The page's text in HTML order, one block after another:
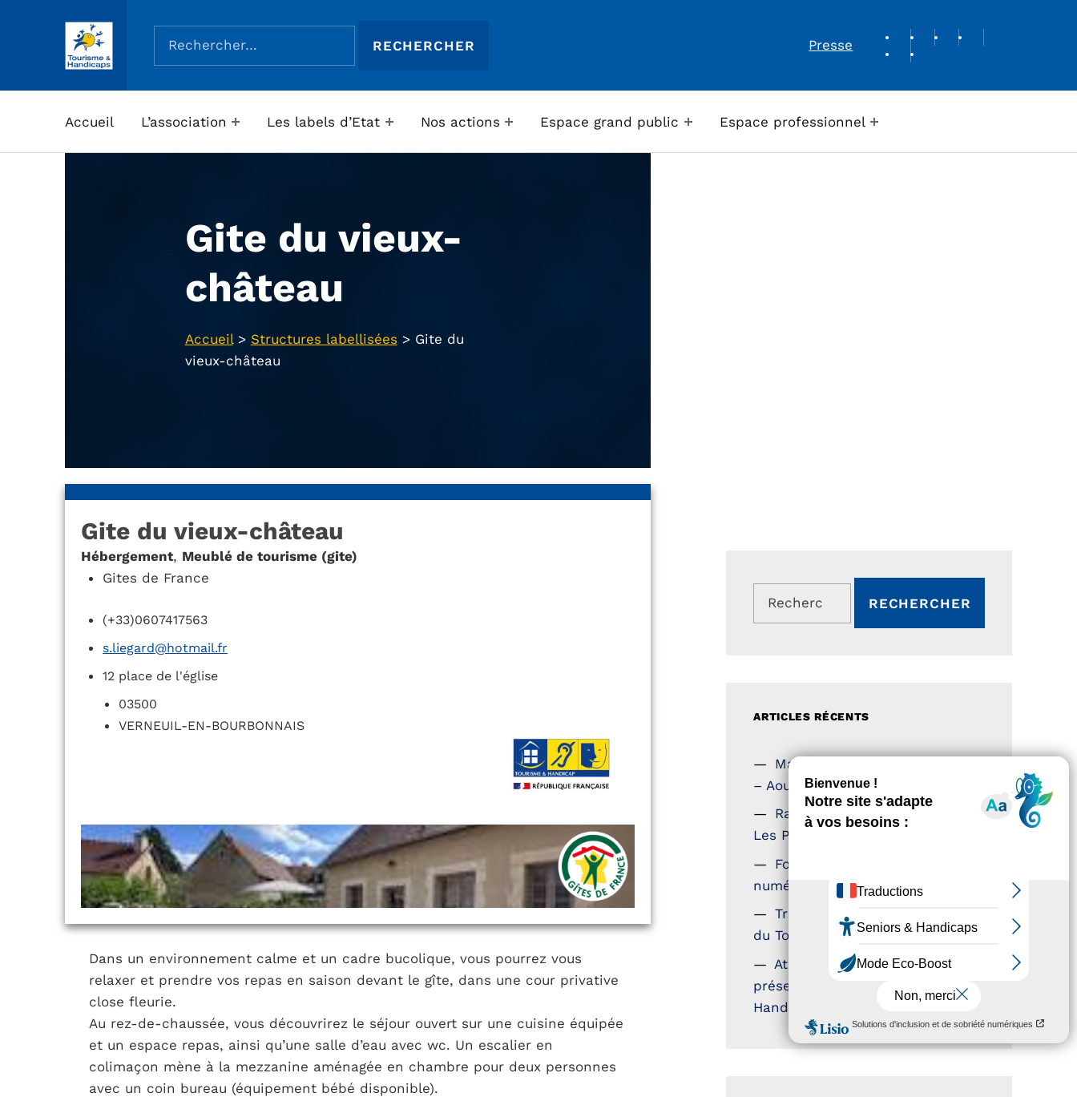
ASSOCIATION TOURISME ET HANDICAPS
Rechercher :
Presse
REVUE DE PRESSE
Accueil L’association Les labels d’Etat Nos actions Espace grand public Espace professionnel
Gite du vieux-
château
Accueil> Structures labellisées > Gite du
vieux-château
Gite du vieux-château
Hébergement, Meublé de tourisme (gite)
Gites de France
(+33)0607417563
s.liegard@hotmail.fr
12 place de l'église
03500
VERNEUIL-EN-BOURBONNAIS
Dans un environnement calme et un cadre bucolique, vous pourrez vous
relaxer et prendre vos repas en saison devant le gîte, dans une cour privative
close fleurie.
Au rez-de-chaussée, vous découvrirez le séjour ouvert sur une cuisine équipée
et un espace repas, ainsi qu’une salle d’eau avec wc. Un escalier en
colimaçon mène à la mezzanine aménagée en chambre pour deux personnes
avec un coin bureau (équipement bébé disponible).
Rechercher :
ARTICLES RÉCENTS
Magazine Tourisme Accessible
– Aout 2026
Rallye Aicha des Gazelles –
Les Petillantes
Formation Communication
numérique
Trophées Horizons – Acteurs
du Tourisme Durable
Atout France – flyer
présentation label Tourisme &
Handicap